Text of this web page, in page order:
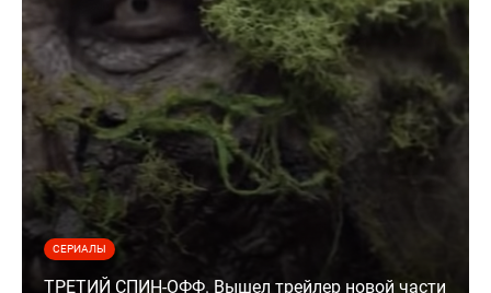
СЕРИАЛЫ
ТРЕТИЙ СПИН-ОФФ. Вышел трейлер новой части